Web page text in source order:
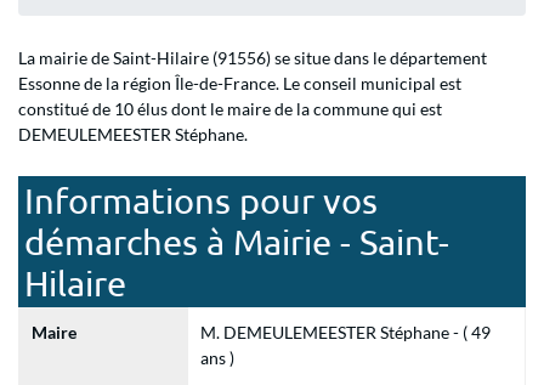
La mairie de Saint-Hilaire (91556) se situe dans le département
Essonne de la région Île-de-France. Le conseil municipal est
constitué de 10 élus dont le maire de la commune qui est
DEMEULEMEESTER Stéphane.
Informations pour vos
démarches à Mairie - Saint-
Hilaire
Maire
M. DEMEULEMEESTER Stéphane - ( 49
ans )